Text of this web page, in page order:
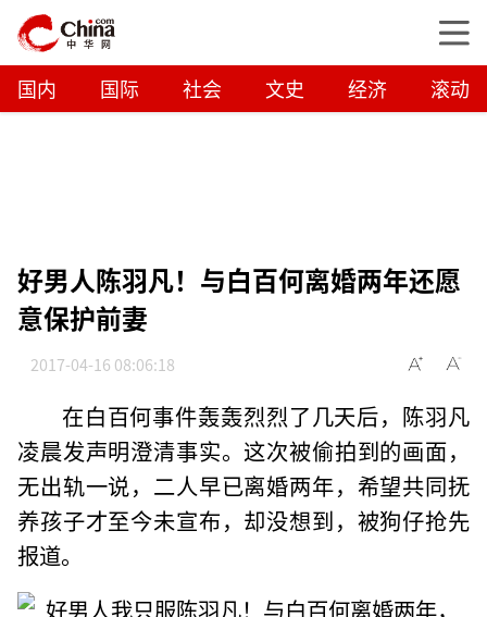
国内 国际 社会 文史 经济 滚动
好男人陈羽凡！与白百何离婚两年还愿
意保护前妻
2017-04-16 08:06:18
在白百何事件轰轰烈烈了几天后，陈羽凡
凌晨发声明澄清事实。这次被偷拍到的画面，
无出轨一说，二人早已离婚两年，希望共同抚
养孩子才至今未宣布，却没想到，被狗仔抢先
报道。